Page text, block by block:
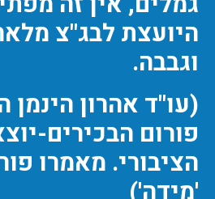
היועצת לבג"צ
וגבבה.
(עו"ד אהרון הינמן
פורום הבכירים-
הציבורי. מאמרו